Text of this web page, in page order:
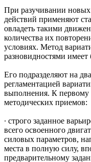
При разучивании
действий применяют
овладеть такими
количества их
условиях. Метод
разновидностями
Его подразделяют на
регламентацией
выполнения. К первому
методических приемов:
∙ строго заданное
всего освоенного
силовых параметров,
места в полную силу,
предварительному